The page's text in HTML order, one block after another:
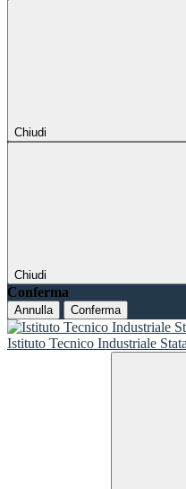
Chiudi
Chiudi
Conferma
Annulla Conferma
Istituto Tecnico Industriale